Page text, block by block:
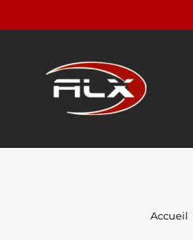
Accueil